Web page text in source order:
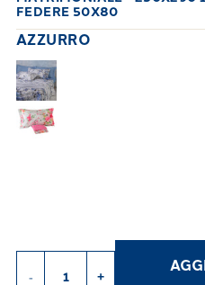
FEDERE 50X80
AZZURRO
- +